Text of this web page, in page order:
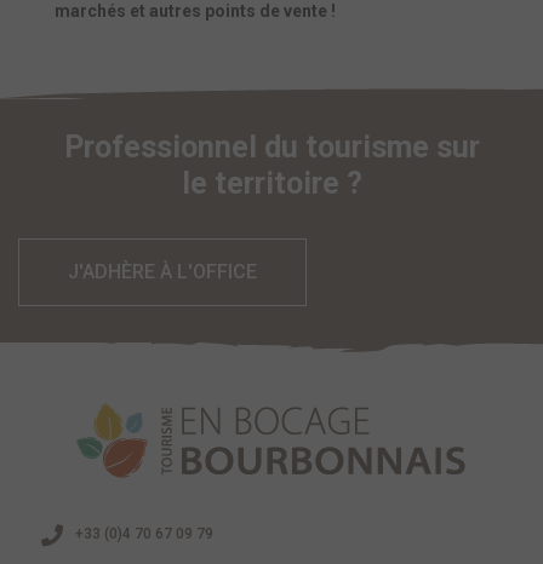
marchés et autres points de vente !
Professionnel du tourisme sur
le territoire ?
J'ADHÈRE À L'OFFICE
+33 (0)4 70 67 09 79